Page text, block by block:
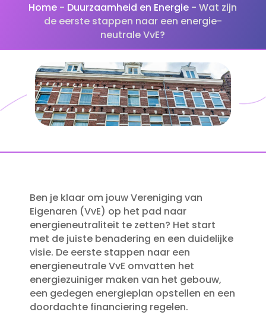
Home - Duurzaamheid en Energie -Wat zijn
de eerste stappen naar een energie-
neutrale VvE?
Ben je klaar om jouw Vereniging van
Eigenaren (VvE) op het pad naar
energieneutraliteit te zetten? Het start
met de juiste benadering en een duidelijke
visie.​ De eerste stappen naar een
energieneutrale VvE omvatten het
energiezuiniger maken van het gebouw,
een gedegen energieplan opstellen en een
doordachte financiering regelen.​